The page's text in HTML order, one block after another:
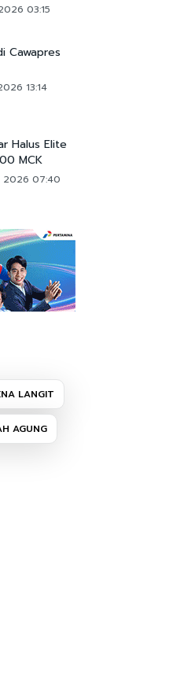
03:15
Cawapres
13:14
Halus Elite
MCK
2026 07:40
LANGIT
AGUNG